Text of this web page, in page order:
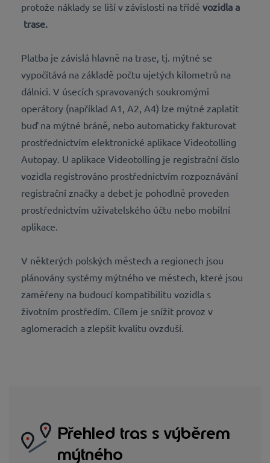
protože náklady se liší v závislosti na třídě vozidla a
trase.
Platba je závislá hlavně na trase, tj. mýtné se
vypočítává na základě počtu ujetých kilometrů na
dálnici. V úsecích spravovaných soukromými
operátory (například A1, A2, A4) lze mýtné zaplatit
buď na mýtné bráně, nebo automaticky fakturovat
prostřednictvím elektronické aplikace Videotolling
Autopay. U aplikace Videotolling je registrační číslo
vozidla registrováno prostřednictvím rozpoznávání
registrační značky a debet je pohodlně proveden
prostřednictvím uživatelského účtu nebo mobilní
aplikace.
V některých polských městech a regionech jsou
plánovány systémy mýtného ve městech, které jsou
zaměřeny na budoucí kompatibilitu vozidla s
životním prostředím. Cílem je snížit provoz v
aglomeracích a zlepšit kvalitu ovzduší.
Přehled tras s výběrem
mýtného